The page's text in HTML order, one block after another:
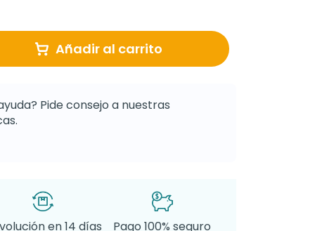
Añadir al carrito
Pide consejo a nuestras
en 14 días
Pago 100% seguro